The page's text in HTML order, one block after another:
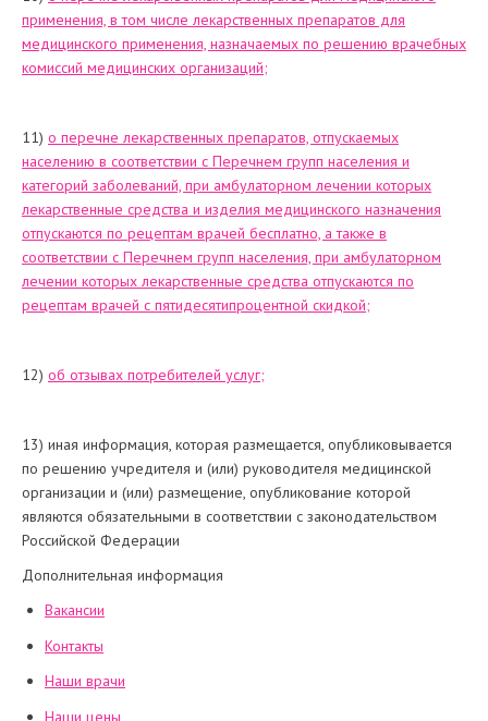
применения, в том числе лекарственных препаратов для
медицинского применения, назначаемых по решению врачебных
комиссий медицинских организаций;
11) о перечне лекарственных препаратов, отпускаемых
населению в соответствии с Перечнем групп населения и
категорий заболеваний, при амбулаторном лечении которых
лекарственные средства и изделия медицинского назначения
отпускаются по рецептам врачей бесплатно, а также в
соответствии с Перечнем групп населения, при амбулаторном
лечении которых лекарственные средства отпускаются по
рецептам врачей с пятидесятипроцентной скидкой;
12) об отзывах потребителей услуг;
13) иная информация, которая размещается, опубликовывается
по решению учредителя и (или) руководителя медицинской
организации и (или) размещение, опубликование которой
являются обязательными в соответствии с законодательством
Российской Федерации
Дополнительная информация
Вакансии
Контакты
Наши врачи
Наши цены